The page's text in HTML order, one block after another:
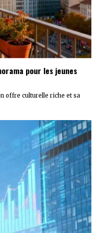
pour les jeunes
offre culturelle riche et sa